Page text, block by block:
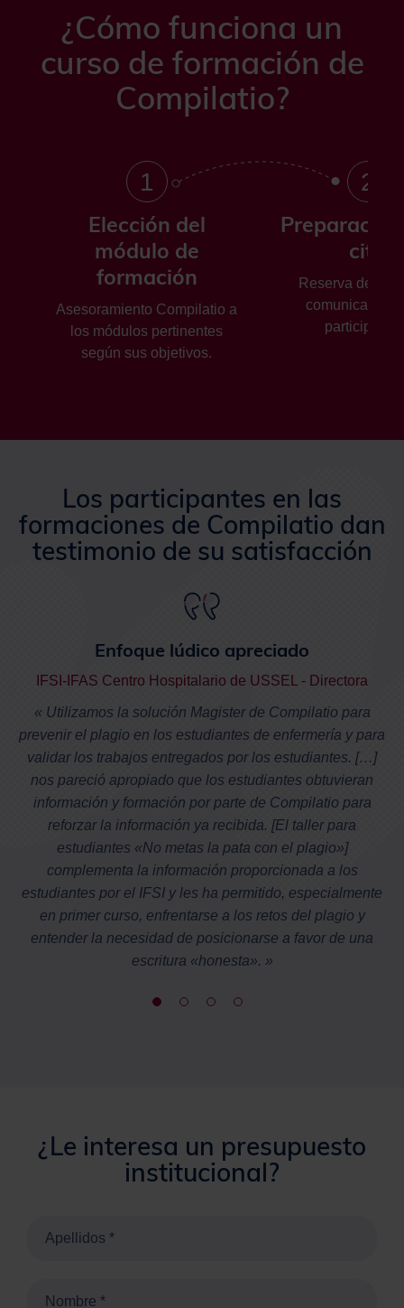
¿Cómo funciona un
curso de formación de
Compilatio?
1
Elección del
módulo de
formación
Asesoramiento Compilatio a
los módulos pertinentes
según sus objetivos.
2
cita
Reserva de la
comunicación
Los participantes en las
formaciones de Compilatio dan
testimonio de su satisfacción
Enfoque lúdico apreciado
IFSI-IFAS Centro Hospitalario de USSEL - Directora
« Utilizamos la solución Magister de Compilatio para
prevenir el plagio en los estudiantes de enfermería y para
validar los trabajos entregados por los estudiantes. […]
nos pareció apropiado que los estudiantes obtuvieran
información y formación por parte de Compilatio para
reforzar la información ya recibida. [El taller para
estudiantes «No metas la pata con el plagio»]
complementa la información proporcionada a los
estudiantes por el IFSI y les ha permitido, especialmente
en primer curso, enfrentarse a los retos del plagio y
entender la necesidad de posicionarse a favor de una
escritura «honesta». »
¿Le interesa un presupuesto
institucional?